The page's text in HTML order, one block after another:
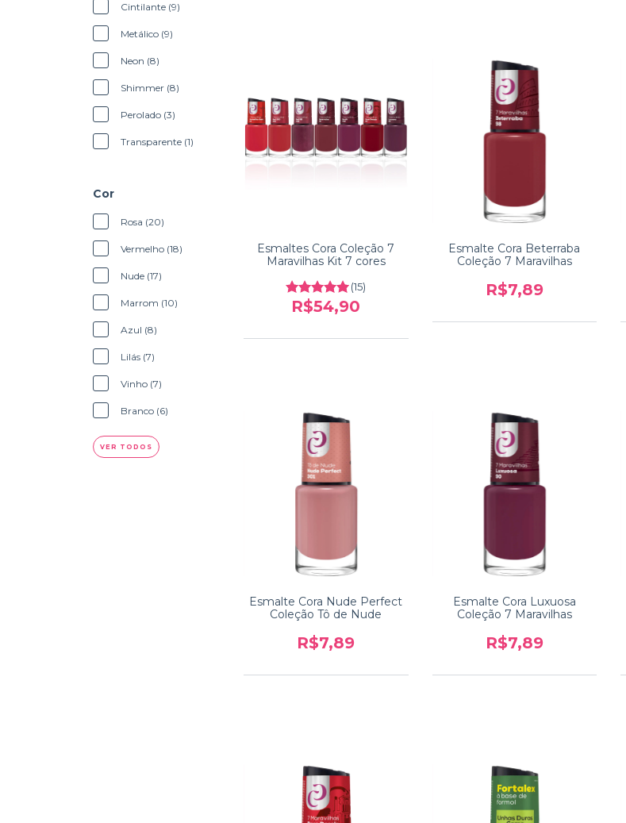
Cintilante (9)
Metálico (9)
Neon (8)
Shimmer (8)
Perolado (3)
Transparente (1)
Cor
Rosa (20)
Vermelho (18)
Nude (17)
Marrom (10)
Azul (8)
Lilás (7)
Vinho (7)
Branco (6)
VER TODOS
Esmaltes Cora Coleção 7
Maravilhas Kit 7 cores
(15)
R$54,90
Esmalte Cora Beterraba
Coleção 7 Maravilhas
R$7,89
Esmalte Cora Nude Perfect
Coleção Tô de Nude
R$7,89
Esmalte Cora Luxuosa
Coleção 7 Maravilhas
R$7,89